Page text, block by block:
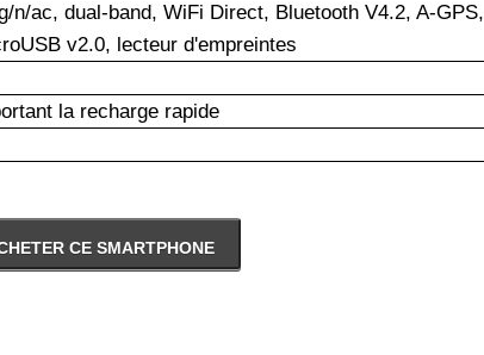
n/ac, dual-band, WiFi Direct, Bluetooth V4.2, A-GPS,
v2.0, lecteur d'empreintes
la recharge rapide
CE SMARTPHONE